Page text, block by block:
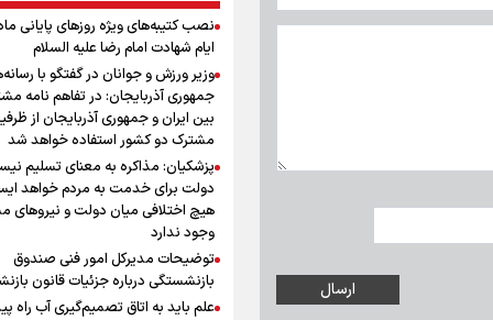
جمله‌ای که بغض
را شکست؛ «آهای مردم،
تهران رفتند»
سه حسرتی که به دلم
شلمچه تا شهرهای زیارتی عراق
اینفو برنا/ میزان مالیات بر
افزوده چقدر است؟
نصب کتیبه‌های ویژه روزهای پایانی
ایام شهادت امام رضا علیه السلام
وزیر ورزش و جوانان در گفتگو با
جمهوری آذربایجان: در تفاهم نامه
بین ایران و جمهوری آذربایجان از
مشترک دو کشور استفاده خواهد شد
پزشکیان: مذاکره به معنای تسلیم
دولت برای خدمت به مردم خواهد
هیچ اختلافی میان دولت و نیروهای
وجود ندارد
توضیحات مدیرکل امور فنی صندوق
بازنشستگی درباره جزئیات قانون
علم باید به اتاق تصمیم‌گیری آب راه